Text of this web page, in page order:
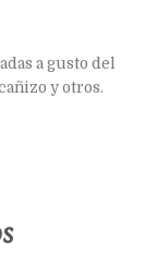
a gusto del
y otros.